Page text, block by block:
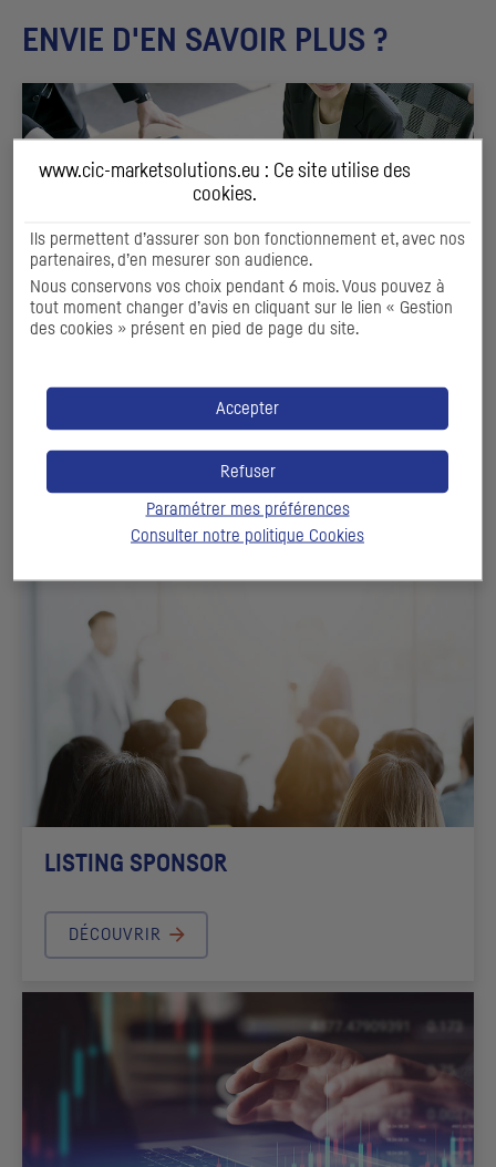
ENVIE D'EN SAVOIR PLUS ?
& EVALUATION ET DIAGNOSTIC
Valoriser votre entreprise et son potentiel
DÉCOUVRIR
LISTING SPONSOR
DÉCOUVRIR
www.cic-marketsolutions.eu : Ce site utilise des
cookies
Ils permettent d’assurer son bon fonctionnement et, avec nos
partenaires, d’en mesurer son audience.
Nous conservons vos choix pendant 6 mois. Vous pouvez à
tout moment changer d’avis en cliquant sur le lien « Gestion
des cookies » présent en pied de page du site.
Accepter
Refuser
Paramétrer mes préférences
Consulter notre politique Cookies